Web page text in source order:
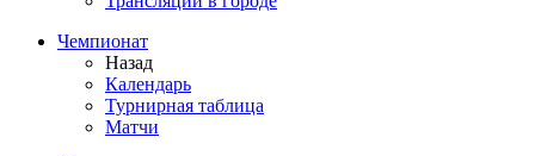
Чемпионат
Назад
Календарь
Турнирная таблица
Матчи